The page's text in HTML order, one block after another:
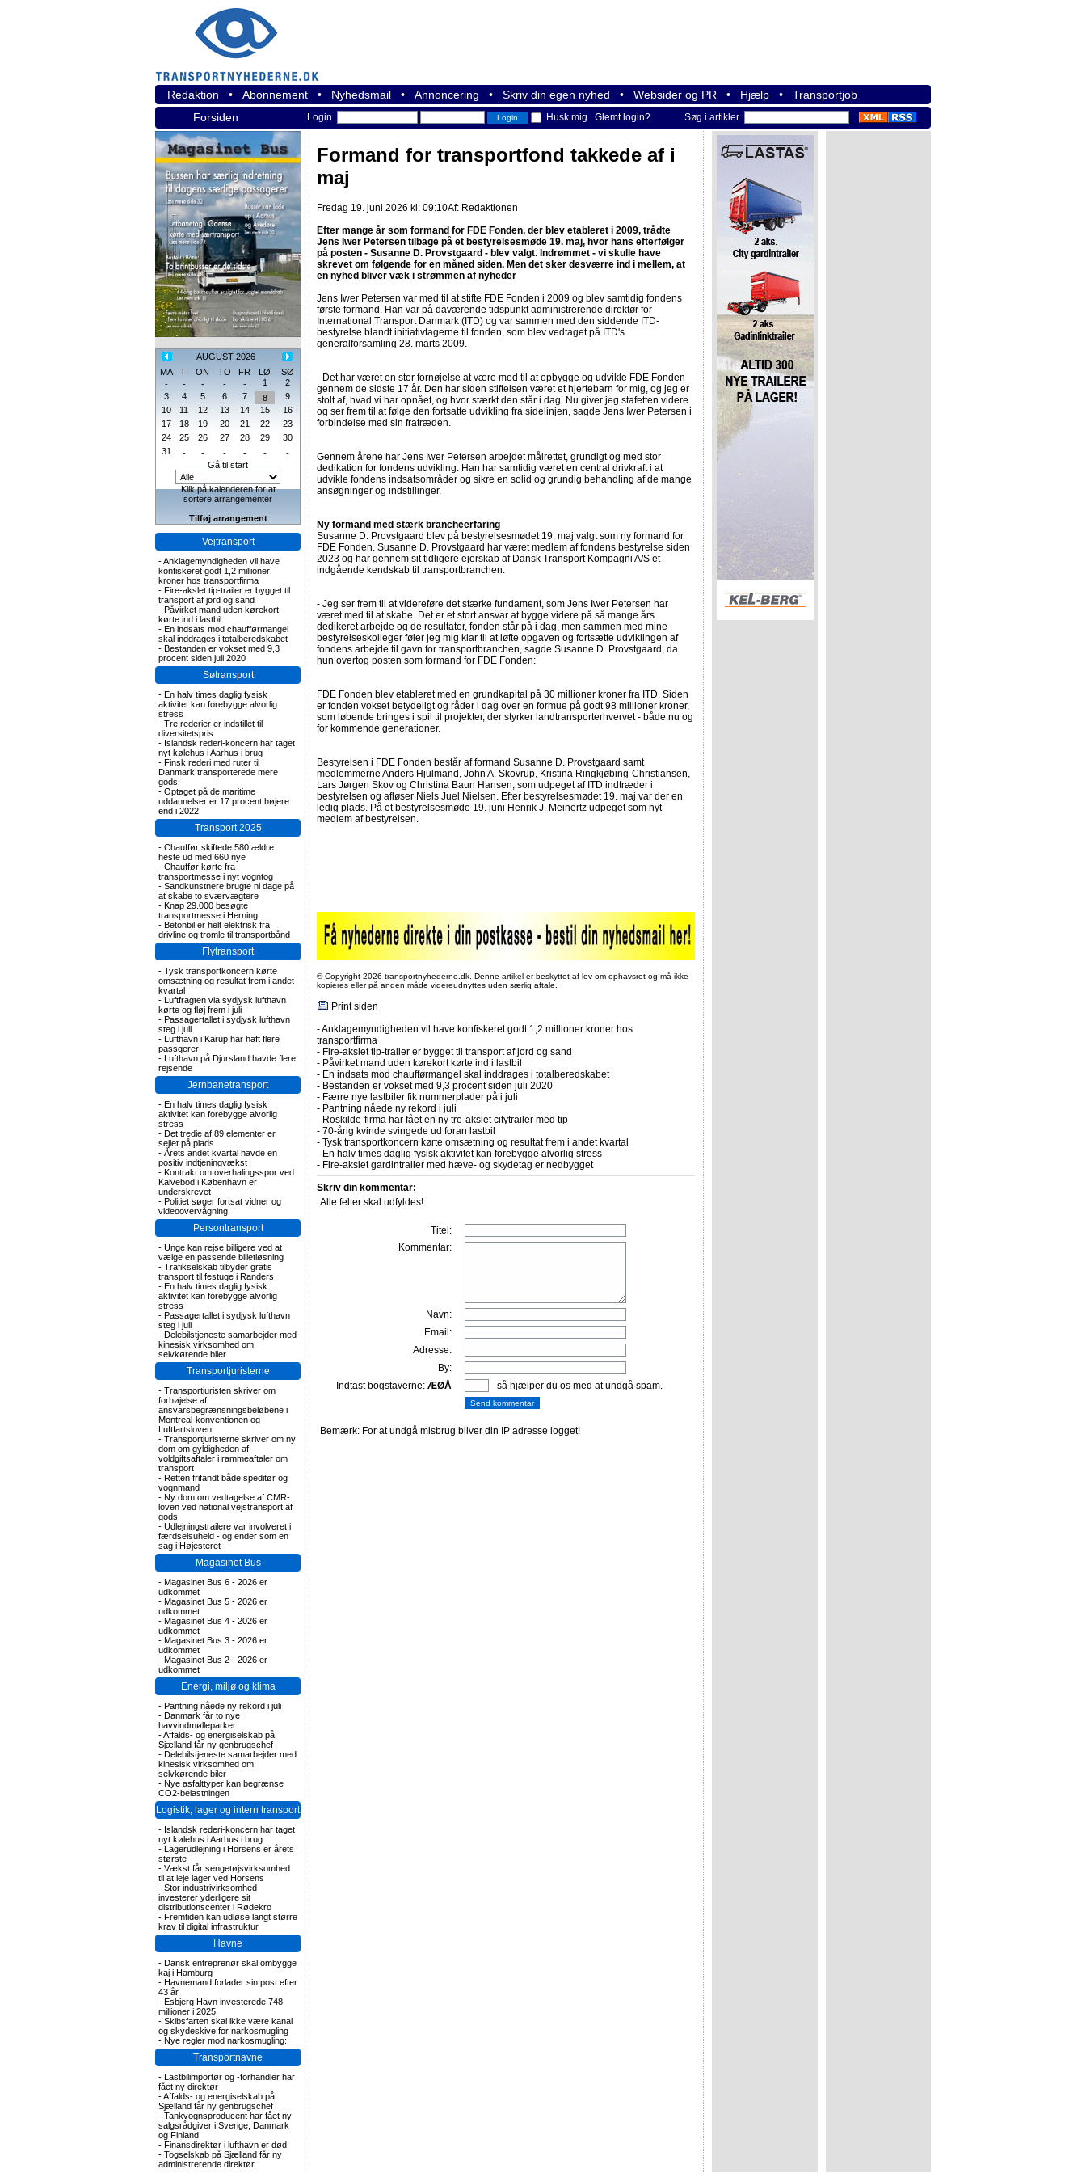
Redaktion • Abonnement • Nyhedsmail • Annoncering • Skriv din egen nyhed • Websider og PR • Hjælp • Transportjob
Forsiden
Login Husk mig Glemt login? Søg i artikler
AUGUST 2026
MA
TI ON TO FR LØ
SØ
-
- - - - 1
2
3
4 5 6 7 8
9
10
11 12 13 14 15
16
17
18 19 20 21 22
23
24
25 26 27 28 29
30
31
- - - - -
-
Gå til start
Klik på kalenderen for at
sortere arrangementer
Tilføj arrangement
Vejtransport
-Anklagemyndigheden vil have
konfiskeret godt 1,2 millioner
kroner hos transportfirma
- Fire-akslet tip-trailer er bygget til
transport af jord og sand
- Påvirket mand uden kørekort
kørte ind i lastbil
- En indsats mod chaufførmangel
skal inddrages i totalberedskabet
- Bestanden er vokset med 9,3
procent siden juli 2020
Søtransport
- En halv times daglig fysisk
aktivitet kan forebygge alvorlig
stress
- Tre rederier er indstillet til
diversitetspris
- Islandsk rederi-koncern har taget
nyt kølehus i Aarhus i brug
- Finsk rederi med ruter til
Danmark transporterede mere
gods
- Optaget på de maritime
uddannelser er 17 procent højere
end i 2022
Transport 2025
- Chauffør skiftede 580 ældre
heste ud med 660 nye
- Chauffør kørte fra
transportmesse i nyt vogntog
- Sandkunstnere brugte ni dage på
at skabe to sværvægtere
- Knap 29.000 besøgte
transportmesse i Herning
- Betonbil er helt elektrisk fra
drivline og tromle til transportbånd
Flytransport
- Tysk transportkoncern kørte
omsætning og resultat frem i andet
kvartal
- Luftfragten via sydjysk lufthavn
kørte og fløj frem i juli
- Passagertallet i sydjysk lufthavn
steg i juli
- Lufthavn i Karup har haft flere
passgerer
- Lufthavn på Djursland havde flere
rejsende
Jernbanetransport
- En halv times daglig fysisk
aktivitet kan forebygge alvorlig
stress
- Det tredie af 89 elementer er
sejlet på plads
- Årets andet kvartal havde en
positiv indtjeningvækst
- Kontrakt om overhalingsspor ved
Kalvebod i København er
underskrevet
- Politiet søger fortsat vidner og
videoovervågning
Persontransport
- Unge kan rejse billigere ved at
vælge en passende billetløsning
- Trafikselskab tilbyder gratis
transport til festuge i Randers
- En halv times daglig fysisk
aktivitet kan forebygge alvorlig
stress
- Passagertallet i sydjysk lufthavn
steg i juli
- Delebilstjeneste samarbejder med
kinesisk virksomhed om
selvkørende biler
Transportjuristerne
- Transportjuristen skriver om
forhøjelse af
ansvarsbegrænsningsbeløbene i
Montreal-konventionen og
Luftfartsloven
- Transportjuristerne skriver om ny
dom om gyldigheden af
voldgiftsaftaler i rammeaftaler om
transport
- Retten frifandt både speditør og
vognmand
- Ny dom om vedtagelse af CMR-
loven ved national vejstransport af
gods
- Udlejningstrailere var involveret i
færdselsuheld - og ender som en
sag i Højesteret
Magasinet Bus
- Magasinet Bus 6 - 2026 er
udkommet
- Magasinet Bus 5 - 2026 er
udkommet
- Magasinet Bus 4 - 2026 er
udkommet
- Magasinet Bus 3 - 2026 er
udkommet
- Magasinet Bus 2 - 2026 er
udkommet
Energi, miljø og klima
- Pantning nåede ny rekord i juli
- Danmark får to nye
havvindmølleparker
-Affalds- og energiselskab på
Sjælland får ny genbrugschef
- Delebilstjeneste samarbejder med
kinesisk virksomhed om
selvkørende biler
- Nye asfalttyper kan begrænse
CO2-belastningen
Logistik, lager og intern transport
- Islandsk rederi-koncern har taget
nyt kølehus i Aarhus i brug
- Lagerudlejning i Horsens er årets
største
- Vækst får sengetøjsvirksomhed
til at leje lager ved Horsens
- Stor industrivirksomhed
investerer yderligere sit
distributionscenter i Rødekro
- Fremtiden kan udløse langt større
krav til digital infrastruktur
Havne
- Dansk entreprenør skal ombygge
kaj i Hamburg
- Havnemand forlader sin post efter
43 år
- Esbjerg Havn investerede 748
millioner i 2025
- Skibsfarten skal ikke være kanal
og skydeskive for narkosmugling
- Nye regler mod narkosmugling:
Transportnavne
- Lastbilimportør og -forhandler har
fået ny direktør
-Affalds- og energiselskab på
Sjælland får ny genbrugschef
- Tankvognsproducent har fået ny
salgsrådgiver i Sverige, Danmark
og Finland
- Finansdirektør i lufthavn er død
- Togselskab på Sjælland får ny
administrerende direktør
Formand for transportfond takkede af i
maj
Fredag 19. juni 2026 kl: 09:10Af: Redaktionen
Efter mange år som formand for FDE Fonden, der blev etableret i 2009, trådte
Jens Iwer Petersen tilbage på et bestyrelsesmøde 19. maj, hvor hans efterfølger
på posten - Susanne D. Provstgaard - blev valgt. Indrømmet - vi skulle have
skrevet om følgende for en måned siden. Men det sker desværre ind i mellem, at
en nyhed bliver væk i strømmen af nyheder
Jens Iwer Petersen var med til at stifte FDE Fonden i 2009 og blev samtidig fondens
første formand. Han var på daværende tidspunkt administrerende direktør for
International Transport Danmark (ITD) og var sammen med den siddende ITD-
bestyrelse blandt initiativtagerne til fonden, som blev vedtaget på ITD's
generalforsamling 28. marts 2009.
- Det har været en stor fornøjelse at være med til at opbygge og udvikle FDE Fonden
gennem de sidste 17 år. Den har siden stiftelsen været et hjertebarn for mig, og jeg er
stolt af, hvad vi har opnået, og hvor stærkt den står i dag. Nu giver jeg stafetten videre
og ser frem til at følge den fortsatte udvikling fra sidelinjen, sagde Jens Iwer Petersen i
forbindelse med sin fratræden.
Gennem årene har Jens Iwer Petersen arbejdet målrettet, grundigt og med stor
dedikation for fondens udvikling. Han har samtidig været en central drivkraft i at
udvikle fondens indsatsområder og sikre en solid og grundig behandling af de mange
ansøgninger og indstillinger.
Ny formand med stærk brancheerfaring
Susanne D. Provstgaard blev på bestyrelsesmødet 19. maj valgt som ny formand for
FDE Fonden. Susanne D. Provstgaard har været medlem af fondens bestyrelse siden
2023 og har gennem sit tidligere ejerskab af Dansk Transport Kompagni A/S et
indgående kendskab til transportbranchen.
- Jeg ser frem til at videreføre det stærke fundament, som Jens Iwer Petersen har
været med til at skabe. Det er et stort ansvar at bygge videre på så mange års
dedikeret arbejde og de resultater, fonden står på i dag, men sammen med mine
bestyrelseskolleger føler jeg mig klar til at løfte opgaven og fortsætte udviklingen af
fondens arbejde til gavn for transportbranchen, sagde Susanne D. Provstgaard, da
hun overtog posten som formand for FDE Fonden:
FDE Fonden blev etableret med en grundkapital på 30 millioner kroner fra ITD. Siden
er fonden vokset betydeligt og råder i dag over en formue på godt 98 millioner kroner,
som løbende bringes i spil til projekter, der styrker landtransporterhvervet - både nu og
for kommende generationer.
Bestyrelsen i FDE Fonden består af formand Susanne D. Provstgaard samt
medlemmerne Anders Hjulmand, John A. Skovrup, Kristina Ringkjøbing-Christiansen,
Lars Jørgen Skov og Christina Baun Hansen, som udpeget af ITD indtræder i
bestyrelsen og afløser Niels Juel Nielsen. Efter bestyrelsesmødet 19. maj var der en
ledig plads. På et bestyrelsesmøde 19. juni Henrik J. Meinertz udpeget som nyt
medlem af bestyrelsen.
© Copyright 2026 transportnyhederne.dk. Denne artikel er beskyttet af lov om ophavsret og må ikke
kopieres eller på anden måde videreudnyttes uden særlig aftale.
Print siden
-Anklagemyndigheden vil have konfiskeret godt 1,2 millioner kroner hos
transportfirma
- Fire-akslet tip-trailer er bygget til transport af jord og sand
- Påvirket mand uden kørekort kørte ind i lastbil
- En indsats mod chaufførmangel skal inddrages i totalberedskabet
- Bestanden er vokset med 9,3 procent siden juli 2020
- Færre nye lastbiler fik nummerplader på i juli
- Pantning nåede ny rekord i juli
- Roskilde-firma har fået en ny tre-akslet citytrailer med tip
- 70-årig kvinde svingede ud foran lastbil
- Tysk transportkoncern kørte omsætning og resultat frem i andet kvartal
- En halv times daglig fysisk aktivitet kan forebygge alvorlig stress
- Fire-akslet gardintrailer med hæve- og skydetag er nedbygget
Skriv din kommentar:
Alle felter skal udfyldes!
Titel:
Kommentar:
Navn:
Email:
Adresse:
By:
Indtast bogstaverne: ÆØÅ - så hjælper du os med at undgå spam.
Bemærk: For at undgå misbrug bliver din IP adresse logget!